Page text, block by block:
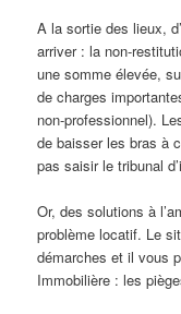
A la sortie des lieux,
arriver : la non-
une somme élevée,
de charges
non-professionnel).
de baisser les bras à
pas saisir le tribunal
Or, des solutions à
problème locatif. Le
démarches et il vous
Immobilière : les